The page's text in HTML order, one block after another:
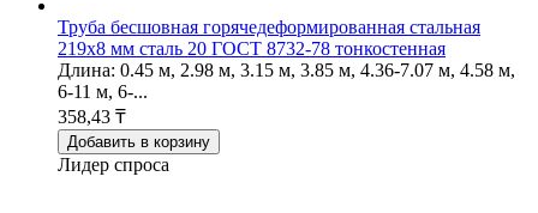
Труба бесшовная горячедеформированная стальная
219х8 мм сталь 20 ГОСТ 8732-78 тонкостенная
Длина: 0.45 м, 2.98 м, 3.15 м, 3.85 м, 4.36-7.07 м, 4.58 м,
6-11 м, 6-...
358,43 ₸
Добавить в корзину
Лидер спроса